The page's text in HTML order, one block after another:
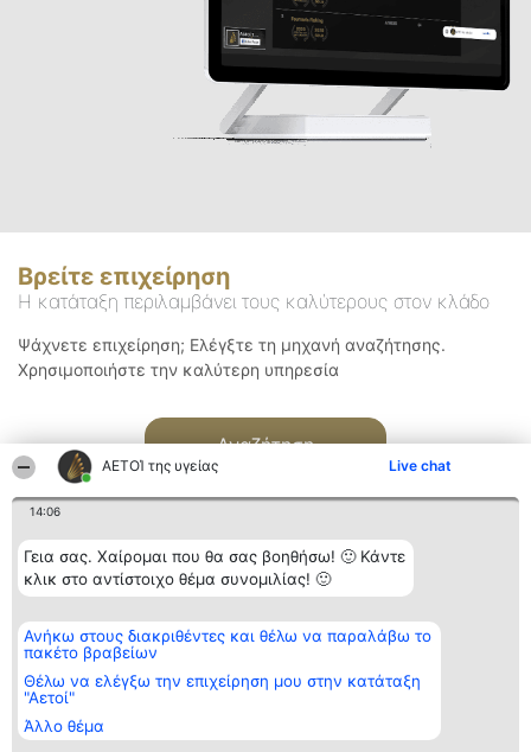
ΑΕΤΟΊ της υγείας Live chat
14:06
Γεια σας. Χαίρομαι που θα σας βοηθήσω! 🙂 Κάντε
κλικ στο αντίστοιχο θέμα συνομιλίας! 🙂
Ανήκω στους διακριθέντες και θέλω να παραλάβω το
πακέτο βραβείων
Θέλω να ελέγξω την επιχείρηση μου στην κατάταξη
"Αετοί"
Άλλο θέμα
Βρείτε επιχείρηση
Η κατάταξη περιλαμβάνει τους καλύτερους στον κλάδο
Ψάχνετε επιχείρηση; Ελέγξτε τη μηχανή αναζήτησης.
Χρησιμοποιήστε την καλύτερη υπηρεσία
Αναζήτηση
Διοργανωτής της
κατάταξης
BEAUTIFUL COMPANY
ΤΗΛ. ΕΠΙΚΟΙΝΩΝΙΑΣ:
2104128019
email:
aetoi@beautifulcompany.co
Κατάταξη
Διακριθέντες
των
διακριθέντων
προϋποθέσεις
Επικοινωνία
Επικοινωνία